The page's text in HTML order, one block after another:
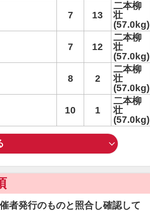
7 13
二本柳
壮
(57.0kg)
7 12
二本柳
壮
(57.0kg)
8 2
二本柳
壮
(57.0kg)
10 1
二本柳
壮
(57.0kg)
者発行のものと照合し確認して